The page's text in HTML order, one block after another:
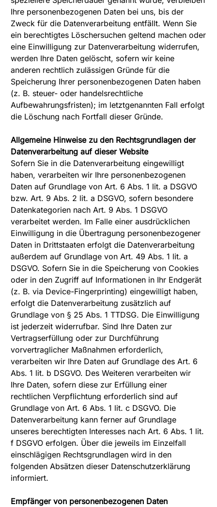
Ihre personenbezogenen Daten bei uns, bis der
Zweck für die Datenverarbeitung entfällt. Wenn Sie
ein berechtigtes Löschersuchen geltend machen oder
eine Einwilligung zur Datenverarbeitung widerrufen,
werden Ihre Daten gelöscht, sofern wir keine
anderen rechtlich zulässigen Gründe für die
Speicherung Ihrer personenbezogenen Daten haben
(z. B. steuer- oder handelsrechtliche
Aufbewahrungsfristen); im letztgenannten Fall erfolgt
die Löschung nach Fortfall dieser Gründe.
Allgemeine Hinweise zu den Rechtsgrundlagen der
Datenverarbeitung auf dieser Website
Sofern Sie in die Datenverarbeitung eingewilligt
haben, verarbeiten wir Ihre personenbezogenen
Daten auf Grundlage von Art. 6 Abs. 1 lit. a DSGVO
bzw. Art. 9 Abs. 2 lit. a DSGVO, sofern besondere
Datenkategorien nach Art. 9 Abs. 1 DSGVO
verarbeitet werden. Im Falle einer ausdrücklichen
Einwilligung in die Übertragung personenbezogener
Daten in Drittstaaten erfolgt die Datenverarbeitung
außerdem auf Grundlage von Art. 49 Abs. 1 lit. a
DSGVO. Sofern Sie in die Speicherung von Cookies
oder in den Zugriff auf Informationen in Ihr Endgerät
(z. B. via Device-Fingerprinting) eingewilligt haben,
erfolgt die Datenverarbeitung zusätzlich auf
Grundlage von § 25 Abs. 1 TTDSG. Die Einwilligung
ist jederzeit widerrufbar. Sind Ihre Daten zur
Vertragserfüllung oder zur Durchführung
vorvertraglicher Maßnahmen erforderlich,
verarbeiten wir Ihre Daten auf Grundlage des Art. 6
Abs. 1 lit. b DSGVO. Des Weiteren verarbeiten wir
Ihre Daten, sofern diese zur Erfüllung einer
rechtlichen Verpflichtung erforderlich sind auf
Grundlage von Art. 6 Abs. 1 lit. c DSGVO. Die
Datenverarbeitung kann ferner auf Grundlage
unseres berechtigten Interesses nach Art. 6 Abs. 1 lit.
f DSGVO erfolgen. Über die jeweils im Einzelfall
einschlägigen Rechtsgrundlagen wird in den
folgenden Absätzen dieser Datenschutzerklärung
informiert.
Empfänger von personenbezogenen Daten